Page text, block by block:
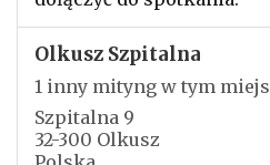
Olkusz Szpitalna
1 inny mityng w tym
Szpitalna 9
32-300 Olkusz